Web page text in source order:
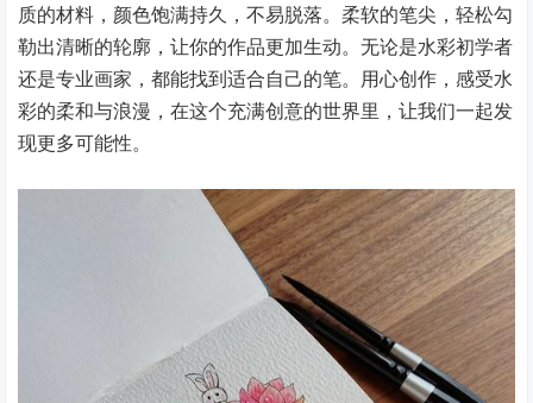
质的材料，颜色饱满持久，不易脱落。柔软的笔尖，轻松勾
勒出清晰的轮廓，让你的作品更加生动。无论是水彩初学者
还是专业画家，都能找到适合自己的笔。用心创作，感受水
彩的柔和与浪漫，在这个充满创意的世界里，让我们一起发
现更多可能性。